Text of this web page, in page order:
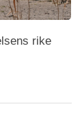
rike